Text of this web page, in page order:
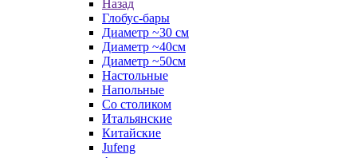
Назад
Глобус-бары
Диаметр ~30 см
Диаметр ~40см
Диаметр ~50см
Настольные
Напольные
Со столиком
Итальянские
Китайские
Jufeng